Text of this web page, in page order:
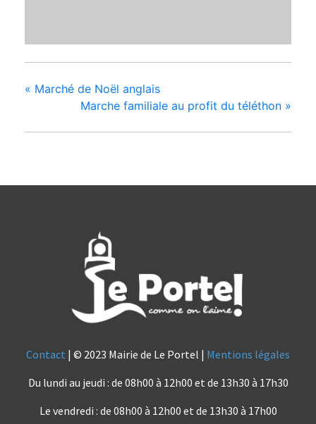
« Marché de Noël anglais
Marche familiale au profit du téléthon »
Contact | © 2023 Mairie de Le Portel | Mentions légales
Du lundi au jeudi : de 08h00 à 12h00 et de 13h30 à 17h30
Le vendredi : de 08h00 à 12h00 et de 13h30 à 17h00